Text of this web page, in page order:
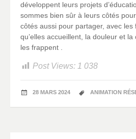
développent leurs projets
sommes bien sûr à leurs côtés
côtés aussi pour partager, avec les
qu’elles accueillent, la douleur et
les frappent .
Post Views: 1 038
28 MARS 2024 ANIMATION